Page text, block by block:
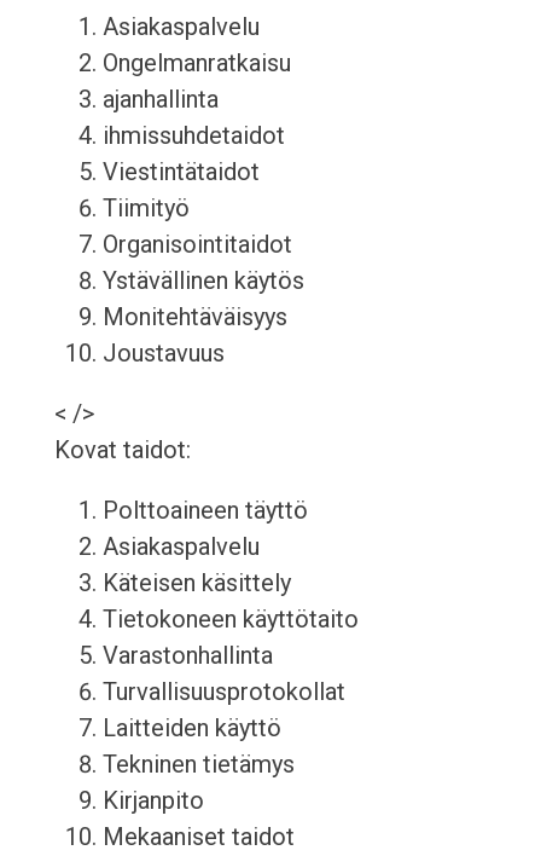
Asiakaspalvelu
Ongelmanratkaisu
ajanhallinta
ihmissuhdetaidot
Viestintätaidot
Tiimityö
Organisointitaidot
Ystävällinen käytös
Monitehtäväisyys
Joustavuus
< />
Kovat taidot:
Polttoaineen täyttö
Asiakaspalvelu
Käteisen käsittely
Tietokoneen käyttötaito
Varastonhallinta
Turvallisuusprotokollat
Laitteiden käyttö
Tekninen tietämys
Kirjanpito
Mekaaniset taidot